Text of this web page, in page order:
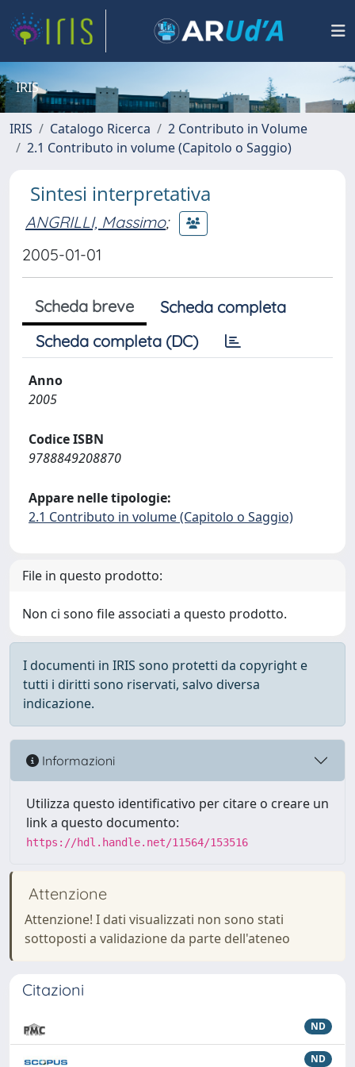
IRIS
IRIS Catalogo Ricerca
2 Contributo in Volume
2.1 Contributo in volume (Capitolo o Saggio)
Sintesi interpretativa
ANGRILLI, Massimo;
2005-01-01
Scheda breve
Scheda completa
Scheda completa (DC)
Anno
2005
Codice ISBN
9788849208870
Appare nelle tipologie:
2.1 Contributo in volume (Capitolo o Saggio)
File in questo prodotto:
Non ci sono file associati a questo prodotto.
I documenti in IRIS sono protetti da copyright e
tutti i diritti sono riservati, salvo diversa
indicazione.
Informazioni
Utilizza questo identificativo per citare o creare un
link a questo documento:
https://hdl.handle.net/11564/153516
Attenzione
Attenzione! I dati visualizzati non sono stati
sottoposti a validazione da parte dell'ateneo
Citazioni
ND
ND